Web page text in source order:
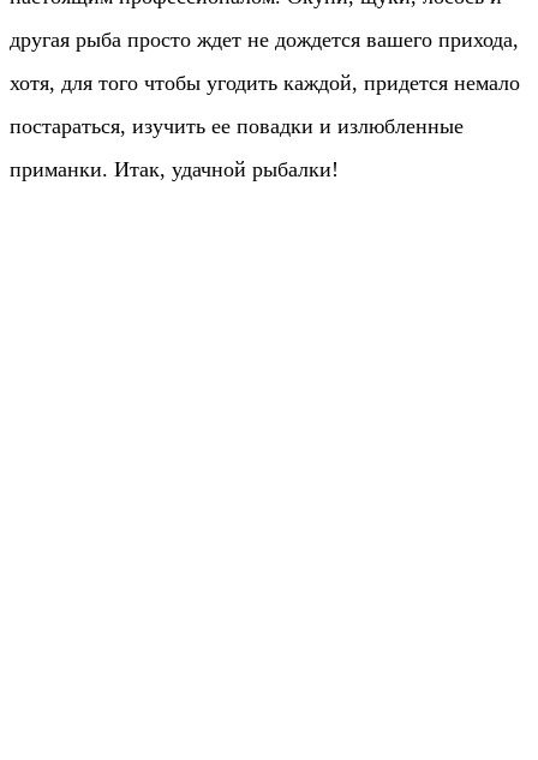
другая рыба просто ждет не дождется вашего прихода,
хотя, для того чтобы угодить каждой, придется немало
постараться, изучить ее повадки и излюбленные
приманки. Итак, удачной рыбалки!